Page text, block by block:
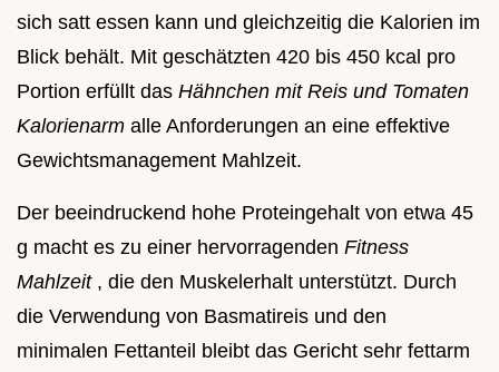
sich satt essen kann und gleichzeitig die Kalorien im
Blick behält. Mit geschätzten 420 bis 450 kcal pro
Portion erfüllt das Hähnchen mit Reis und Tomaten
Kalorienarm alle Anforderungen an eine effektive
Gewichtsmanagement Mahlzeit.
Der beeindruckend hohe Proteingehalt von etwa 45
g macht es zu einer hervorragenden Fitness
Mahlzeit , die den Muskelerhalt unterstützt. Durch
die Verwendung von Basmatireis und den
minimalen Fettanteil bleibt das Gericht sehr fettarm